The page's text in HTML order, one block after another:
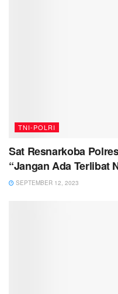
TNI-POLRI
Sat Resnarkoba
“Jangan Ada Terlibat
SEPTEMBER 12, 2023